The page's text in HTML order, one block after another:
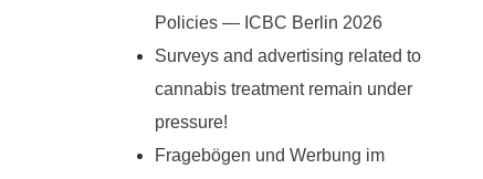
Policies — ICBC Berlin 2026
Surveys and advertising related to
cannabis treatment remain under
pressure!
Fragebögen und Werbung im